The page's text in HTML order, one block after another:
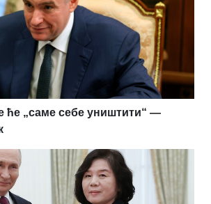
ће „саме себе уништити“ —